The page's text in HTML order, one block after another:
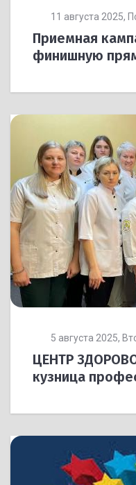
11 августа 2025,
Приемная
финишную
5 августа 2025,
ЦЕНТР
кузница